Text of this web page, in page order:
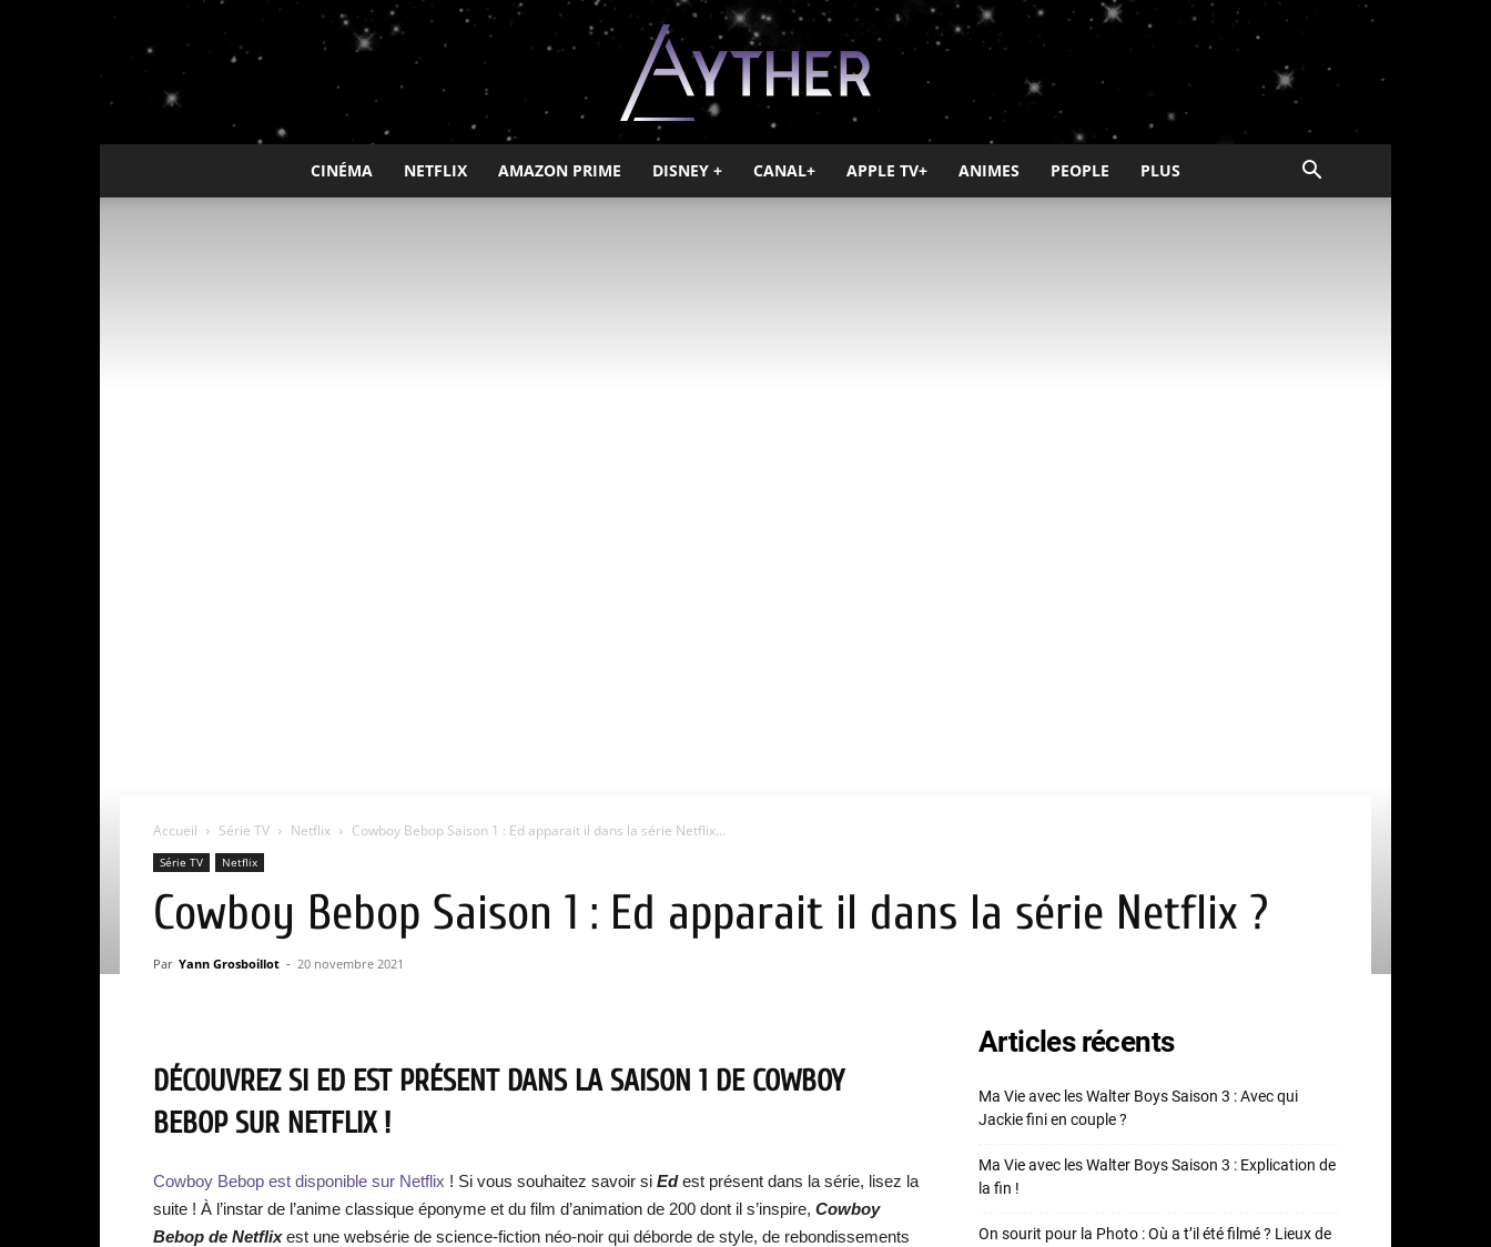
Ayther
CINÉMA NETFLIX AMAZON PRIME DISNEY + CANAL+ APPLE TV+ ANIMES PEOPLE PLUS
Accueil Série TV Netflix Cowboy Bebop Saison 1 : Ed apparait il dans la série Netflix...
Série TV Netflix
Cowboy Bebop Saison 1 : Ed apparait il dans la série Netflix ?
Par Yann Grosboillot - 20 novembre 2021
DÉCOUVREZ SI ED EST PRÉSENT DANS LA SAISON 1 DE COWBOY
BEBOP SUR NETFLIX !
Cowboy Bebop est disponible sur Netflix ! Si vous souhaitez savoir si Edest présent dans la série, lisez la
suite ! À l’instar de l’anime classique éponyme et du film d’animation de 200 dont il s’inspire, Cowboy
Bebop de Netflixest une websérie de science-fiction néo-noir qui déborde de style, de rebondissements
Articles récents
Ma Vie avec les Walter Boys Saison 3 : Avec qui
Jackie fini en couple ?
Ma Vie avec les Walter Boys Saison 3 : Explication de
la fin !
On sourit pour la Photo : Où a t’il été filmé ? Lieux de